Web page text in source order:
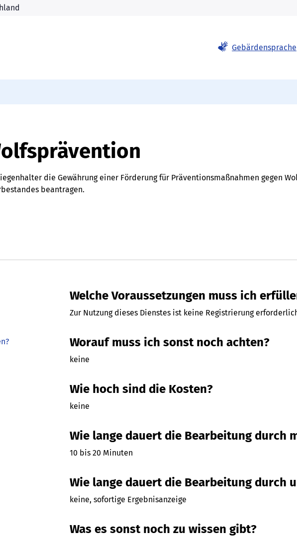
Gebärdensprache
die Gewährung einer Förderung für Präventionsmaßnahmen gegen
beantragen.
Welche Voraussetzungen muss ich
Zur Nutzung dieses Dienstes ist keine Registrierung
Worauf muss ich sonst noch achten?
keine
Wie hoch sind die Kosten?
keine
Wie lange dauert die Bearbeitung durch
10 bis 20 Minuten
Wie lange dauert die Bearbeitung durch
keine, sofortige Ergebnisanzeige
Was es sonst noch zu wissen gibt?